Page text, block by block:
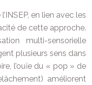
en lien avec les
de cette approche.
multi-sensorielle
plusieurs sens dans
l’ouïe du « pop » de
améliorent